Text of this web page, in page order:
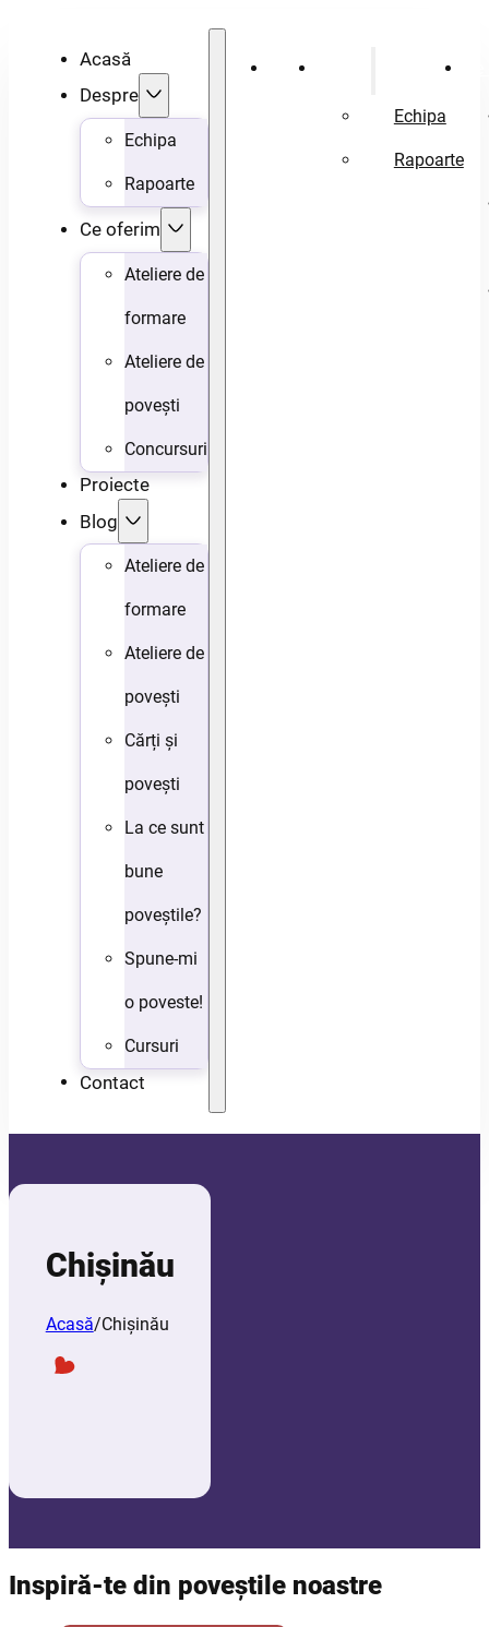
Acasă
Despre
Echipa
Rapoarte
Ce oferim
Ateliere de
formare
Ateliere de
povești
Concursuri
Proiecte
Blog
Ateliere de
formare
Ateliere de
povești
Cărți și
povești
La ce sunt
bune
poveștile?
Spune-mi
o poveste!
Cursuri
Contact
Acasă
Echipa
Rapoarte
Chișinău
Acasă/Chișinău
Inspiră-te din poveștile noastre